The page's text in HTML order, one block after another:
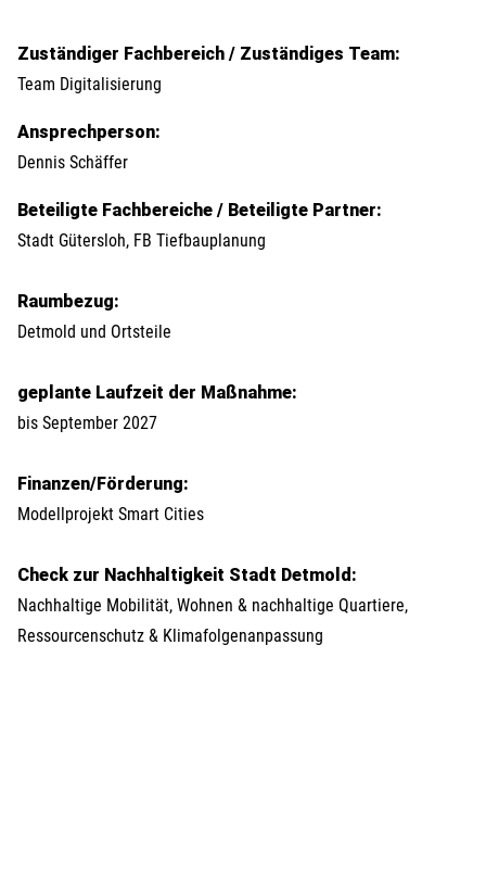
Zuständiger Fachbereich / Zuständiges Team:
Team Digitalisierung
Ansprechperson:
Dennis Schäffer
Beteiligte Fachbereiche / Beteiligte Partner:
Stadt Gütersloh, FB Tiefbauplanung
Raumbezug:
Detmold und Ortsteile
geplante Laufzeit der Maßnahme:
bis September 2027
Finanzen/Förderung:
Modellprojekt Smart Cities
Check zur Nachhaltigkeit Stadt Detmold:
Nachhaltige Mobilität, Wohnen & nachhaltige Quartiere,
Ressourcenschutz & Klimafolgenanpassung